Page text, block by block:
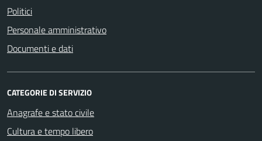
Politici
Personale amministrativo
Documenti e dati
CATEGORIE DI SERVIZIO
Anagrafe e stato civile
Cultura e tempo libero